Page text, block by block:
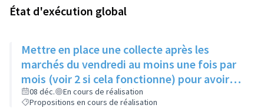
État d'exécution global
Mettre en place une collecte après les
marchés du vendredi au moins une fois par
mois (voir 2 si cela fonctionne) pour avoir
des produits frais pour l'Epice'Rill
08 déc.
En cours de réalisation
Propositions en cours de réalisation